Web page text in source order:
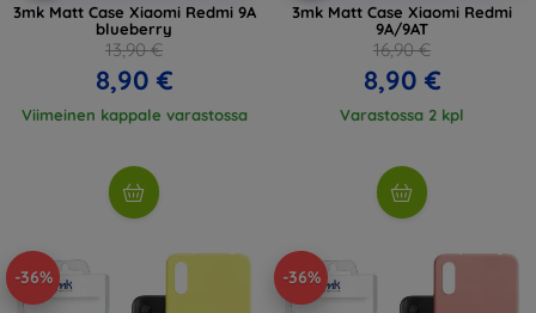
3mk Matt Case Xiaomi Redmi 9A
blueberry
13,90 €
8,90 €
Viimeinen kappale varastossa
3mk Matt Case Xiaomi Redmi
9A/9AT
16,90 €
8,90 €
Varastossa 2 kpl
-36% -36%